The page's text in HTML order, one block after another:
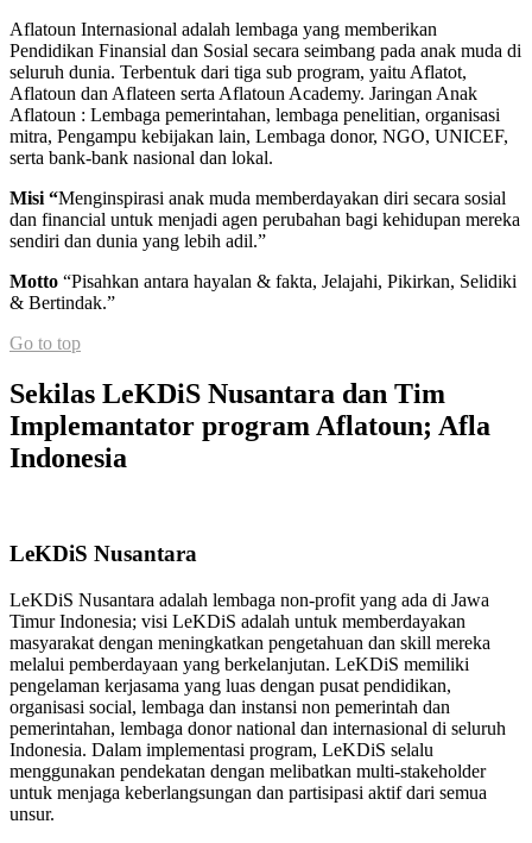
Aflatoun Internasional adalah lembaga yang memberikan
Pendidikan Finansial dan Sosial secara seimbang pada anak muda di
seluruh dunia. Terbentuk dari tiga sub program, yaitu Aflatot,
Aflatoun dan Aflateen serta Aflatoun Academy. Jaringan Anak
Aflatoun : Lembaga pemerintahan, lembaga penelitian, organisasi
mitra, Pengampu kebijakan lain, Lembaga donor, NGO, UNICEF,
serta bank-bank nasional dan lokal.
Misi “Menginspirasi anak muda memberdayakan diri secara sosial
dan financial untuk menjadi agen perubahan bagi kehidupan mereka
sendiri dan dunia yang lebih adil.”
Motto “Pisahkan antara hayalan & fakta, Jelajahi, Pikirkan, Selidiki
& Bertindak.”
Go to top
Sekilas LeKDiS Nusantara dan Tim
Implemantator program Aflatoun; Afla
Indonesia
LeKDiS Nusantara
LeKDiS Nusantara adalah lembaga non-profit yang ada di Jawa
Timur Indonesia; visi LeKDiS adalah untuk memberdayakan
masyarakat dengan meningkatkan pengetahuan dan skill mereka
melalui pemberdayaan yang berkelanjutan. LeKDiS memiliki
pengelaman kerjasama yang luas dengan pusat pendidikan,
organisasi social, lembaga dan instansi non pemerintah dan
pemerintahan, lembaga donor national dan internasional di seluruh
Indonesia. Dalam implementasi program, LeKDiS selalu
menggunakan pendekatan dengan melibatkan multi-stakeholder
untuk menjaga keberlangsungan dan partisipasi aktif dari semua
unsur.